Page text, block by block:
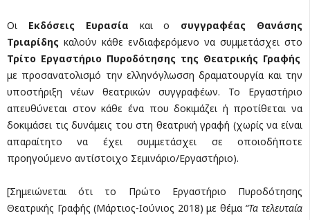
Οι Εκδόσεις Ευρασία και ο συγγραφέας Θανάσης
Τριαρίδης καλούν κάθε ενδιαφερόμενο να συμμετάσχει στο
Τρίτο Εργαστήριο Πυροδότησης της Θεατρικής Γραφής
με προσανατολισμό την ελληνόγλωσση δραματουργία και την
υποστήριξη νέων θεατρικών συγγραφέων. Το Εργαστήριο
απευθύνεται στον κάθε ένα που δοκιμάζει ή προτίθεται να
δοκιμάσει τις δυνάμεις του στη θεατρική γραφή (χωρίς να είναι
απαραίτητο να έχει συμμετάσχει σε οποιοδήποτε
προηγούμενο αντίστοιχο Σεμινάριο/Εργαστήριο).
[Σημειώνεται ότι το Πρώτο Εργαστήριο Πυροδότησης
Θεατρικής Γραφής (Μάρτιος-Ιούνιος 2018) με θέμα “Τα τελευταία